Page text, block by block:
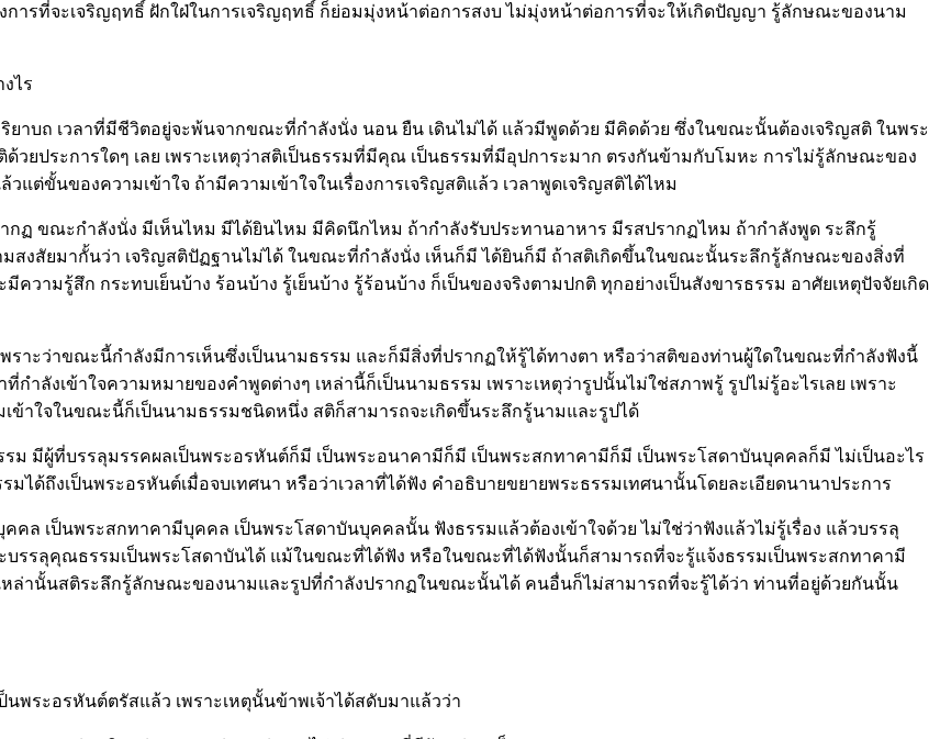
ารที่จะเจริญฤทธิ์ ฝักใฝ่ในการเจริญฤทธิ์ ก็ย่อมมุ่งหน้าต่อการสงบ ไม่มุ่งหน้าต่อการที่จะให้เกิดปัญญา รู้ลักษณะของนาม
ไร
าบถ เวลาที่มีชีวิตอยู่จะพ้นจากขณะที่กำลังนั่ง นอน ยืน เดินไม่ได้ แล้วมีพูดด้วย มีคิดด้วย ซึ่งในขณะนั้นต้องเจริญสติ ในพระ
ยประการใดๆ เลย เพราะเหตุว่าสติเป็นธรรมที่มีคุณ เป็นธรรมที่มีอุปการะมาก ตรงกันข้ามกับโมหะ การไม่รู้ลักษณะของ
ต่ขั้นของความเข้าใจ ถ้ามีความเข้าใจในเรื่องการเจริญสติแล้ว เวลาพูดเจริญสติได้ไหม
ฏ ขณะกำลังนั่ง มีเห็นไหม มีได้ยินไหม มีคิดนึกไหม ถ้ากำลังรับประทานอาหาร มีรสปรากฏไหม ถ้ากำลังพูด ระลึกรู้
งสัยมากั้นว่า เจริญสติปัฏฐานไม่ได้ ในขณะที่กำลังนั่ง เห็นก็มี ได้ยินก็มี ถ้าสติเกิดขึ้นในขณะนั้นระลึกรู้ลักษณะของสิ่งที่
วามรู้สึก กระทบเย็นบ้าง ร้อนบ้าง รู้เย็นบ้าง รู้ร้อนบ้าง ก็เป็นของจริงตามปกติ ทุกอย่างเป็นสังขารธรรม อาศัยเหตุปัจจัยเกิด
ราะว่าขณะนี้กำลังมีการเห็นซึ่งเป็นนามธรรม และก็มีสิ่งที่ปรากฏให้รู้ได้ทางตา หรือว่าสติของท่านผู้ใดในขณะที่กำลังฟังนี้
กำลังเข้าใจความหมายของคำพูดต่างๆ เหล่านี้ก็เป็นนามธรรม เพราะเหตุว่ารูปนั้นไม่ใช่สภาพรู้ รูปไม่รู้อะไรเลย เพราะ
ข้าใจในขณะนี้ก็เป็นนามธรรมชนิดหนึ่ง สติก็สามารถจะเกิดขึ้นระลึกรู้นามและรูปได้
ม มีผู้ที่บรรลุมรรคผลเป็นพระอรหันต์ก็มี เป็นพระอนาคามีก็มี เป็นพระสกทาคามีก็มี เป็นพระโสดาบันบุคคลก็มี ไม่เป็นอะไร
ด้ถึงเป็นพระอรหันต์เมื่อจบเทศนา หรือว่าเวลาที่ได้ฟัง คำอธิบายขยายพระธรรมเทศนานั้นโดยละเอียดนานาประการ
ล เป็นพระสกทาคามีบุคคล เป็นพระโสดาบันบุคคลนั้น ฟังธรรมแล้วต้องเข้าใจด้วย ไม่ใช่ว่าฟังแล้วไม่รู้เรื่อง แล้วบรรลุ
บรรลุคุณธรรมเป็นพระโสดาบันได้ แม้ในขณะที่ได้ฟัง หรือในขณะที่ได้ฟังนั้นก็สามารถที่จะรู้แจ้งธรรมเป็นพระสกทาคามี
ล่านั้นสติระลึกรู้ลักษณะของนามและรูปที่กำลังปรากฏในขณะนั้นได้ คนอื่นก็ไม่สามารถที่จะรู้ได้ว่า ท่านที่อยู่ด้วยกันนั้น
พระอรหันต์ตรัสแล้ว เพราะเหตุนั้นข้าพเจ้าได้สดับมาแล้วว่า